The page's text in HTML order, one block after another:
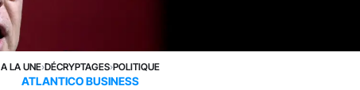
A LA UNE›DÉCRYPTAGES›POLITIQUE
ATLANTICO BUSINESS